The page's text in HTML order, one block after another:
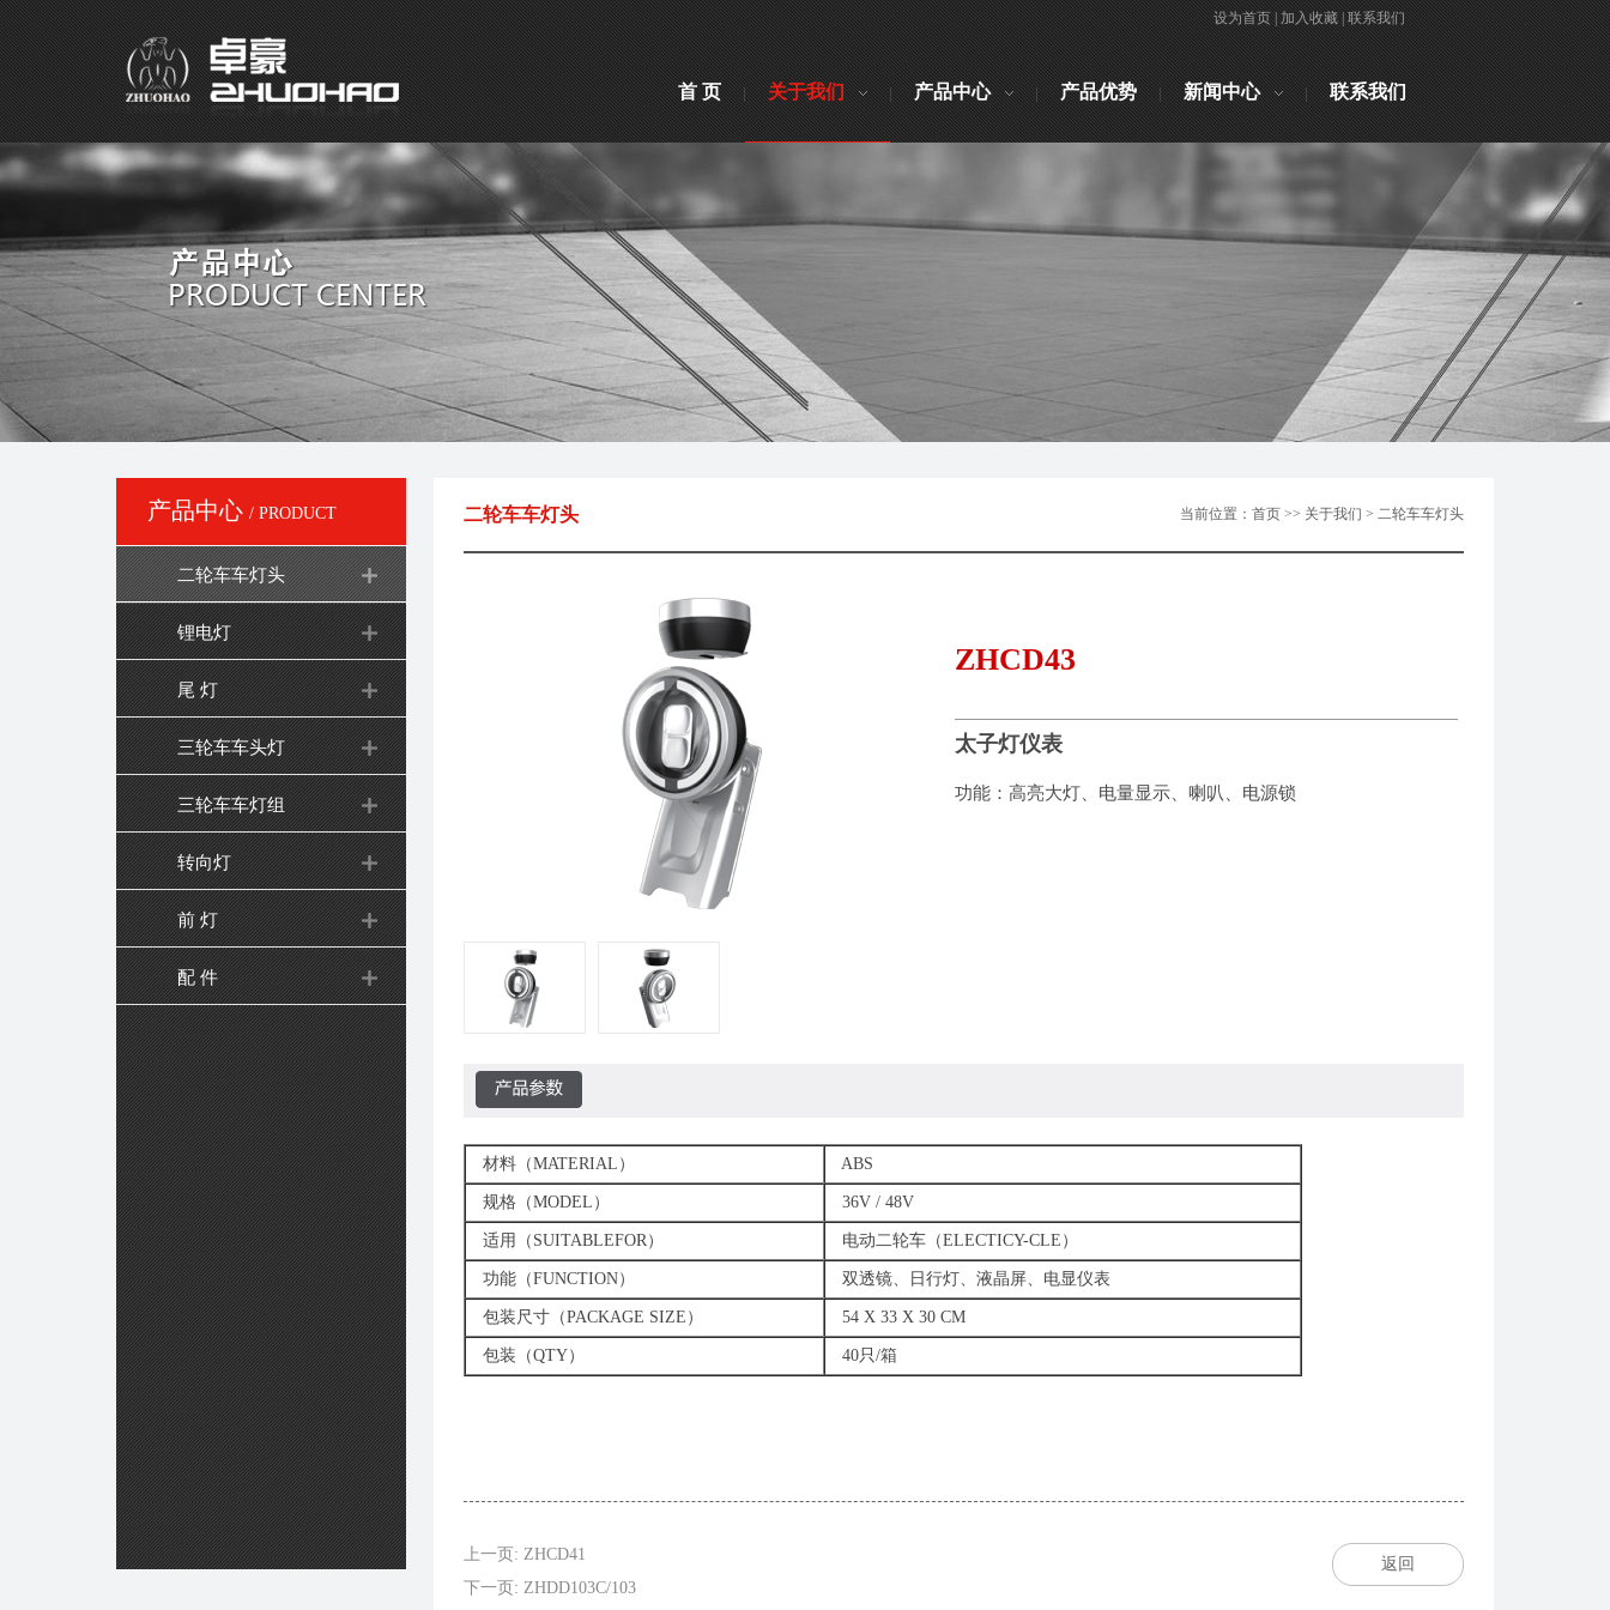
设为首页 加入收藏 联系我们
首 页 关于我们 产品中心 产品优势 新闻中心 联系我们
产品中心 / PRODUCT
二轮车车灯头
锂电灯
尾 灯
三轮车车头灯
三轮车车灯组
转向灯
前 灯
配 件
二轮车车灯头 当前位置：首页 >> 关于我们 > 二轮车车灯头
ZHCD43
太子灯仪表
功能：高亮大灯、电量显示、喇叭、电源锁
材料（MATERIAL） ABS
规格（MODEL） 36V / 48V
适用（SUITABLEFOR） 电动二轮车（ELECTICY-CLE）
功能（FUNCTION） 双透镜、日行灯、液晶屏、电显仪表
包装尺寸（PACKAGE SIZE） 54 X 33 X 30 CM
包装（QTY） 40只/箱
上一页: ZHCD41
下一页: ZHDD103C/103
返回